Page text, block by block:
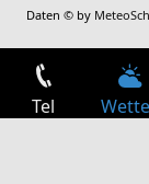
Daten © by
Tel